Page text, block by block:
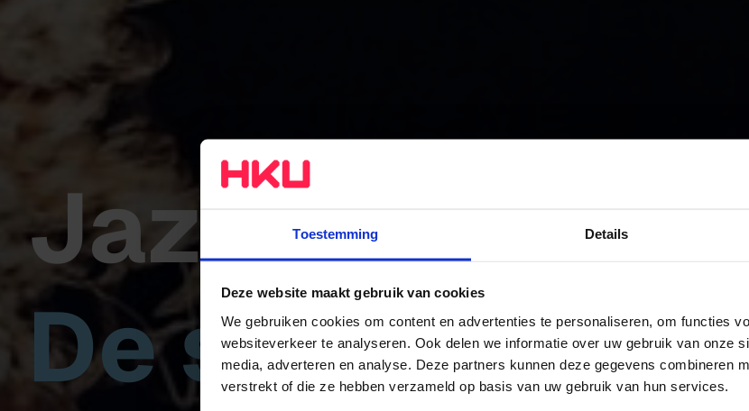
Toestemming Details
Deze website maakt gebruik van cookies
We gebruiken cookies om content en advertenties te personaliseren, om functies
websiteverkeer te analyseren. Ook delen we informatie over uw gebruik van onze
media, adverteren en analyse. Deze partners kunnen deze gegevens combineren
verstrekt of die ze hebben verzameld op basis van uw gebruik van hun services.
Jazz & Pop
De studie